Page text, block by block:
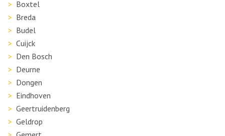
Boxtel
Breda
Budel
Cuijck
Den Bosch
Deurne
Dongen
Eindhoven
Geertruidenberg
Geldrop